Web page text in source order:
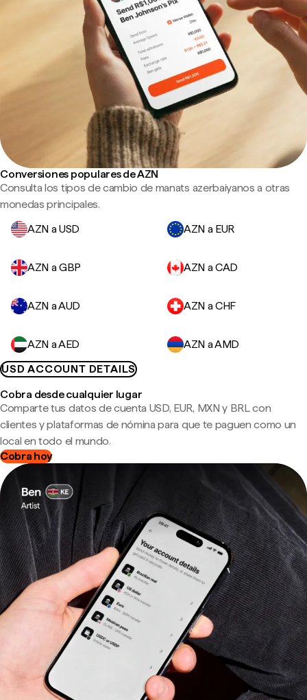
Conversiones populares de AZN
Consulta los tipos de cambio de manats azerbaiyanos a otras
monedas principales.
AZN a USD
AZN a EUR
AZN a GBP AZN a CAD
AZN a AUD AZN a CHF
AZN a AED
AZN a AMD
USD ACCOUNT DETAILS
Cobra desde cualquier lugar
Comparte tus datos de cuenta USD, EUR, MXN y BRL con
clientes y plataformas de nómina para que te paguen como un
local en todo el mundo.
Cobra hoy